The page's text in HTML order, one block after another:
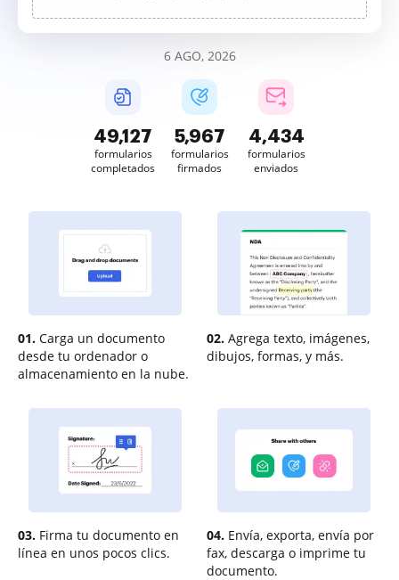
6 AGO, 2026
49,127
formularios
completados
5,967
formularios
firmados
4,434
formularios
enviados
01. Carga un documento
desde tu ordenador o
almacenamiento en la nube.
02. Agrega texto, imágenes,
dibujos, formas, y más.
03. Firma tu documento en
línea en unos pocos clics.
04. Envía, exporta, envía por
fax, descarga o imprime tu
documento.